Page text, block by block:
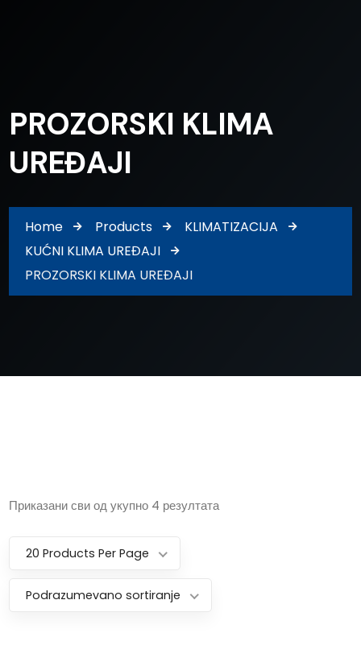
PROZORSKI KLIMA
UREĐAJI
Home Products
KLIMATIZACIJA
KUĆNI KLIMA UREĐAJI
PROZORSKI KLIMA UREĐAJI
Приказани сви од укупно 4 резултата
20 Products Per Page
Podrazumevano sortiranje